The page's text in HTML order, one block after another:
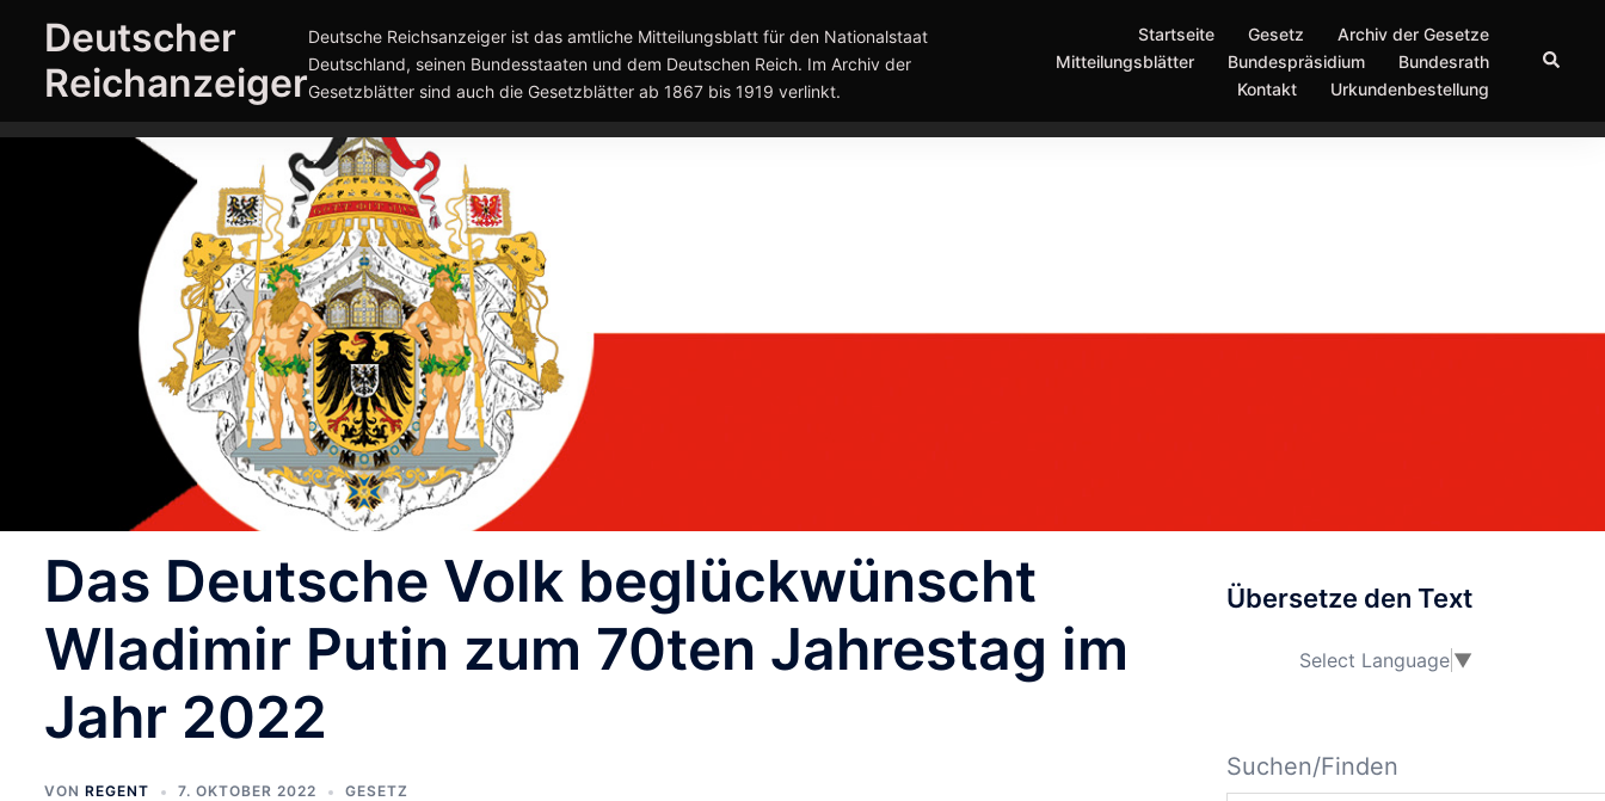
Inhalt
springen
Deutscher
Reichanzeiger
Deutsche Reichsanzeiger ist das amtliche Mitteilungsblatt für den Nationalstaat
Deutschland, seinen Bundesstaaten und dem Deutschen Reich. Im Archiv der
Gesetzblätter sind auch die Gesetzblätter ab 1867 bis 1919 verlinkt.
Startseite Gesetz
Archiv der Gesetze
Mitteilungsblätter
Bundespräsidium
Bundesrath
Kontakt
Urkundenbestellung
Suche
Das Deutsche Volk beglückwünscht
Wladimir Putin zum 70ten Jahrestag im
Jahr 2022
VON REGENT 7. OKTOBER 2022 GESETZ
Übersetze den Text
Select Language ▼
Suchen/Finden